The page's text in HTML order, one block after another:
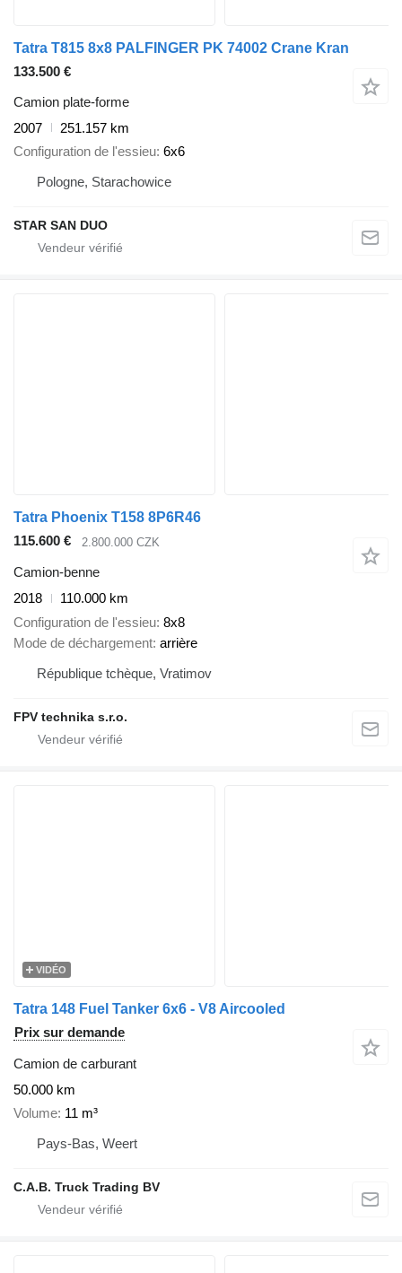
Tatra T815 8x8 PALFINGER PK 74002 Crane Kran
133.500 €
Camion plate-forme
2007
251.157 km
Configuration de l'essieu 6x6
Pologne, Starachowice
STAR SAN DUO
Tatra Phoenix T158 8P6R46
115.600 €
2.800.000 CZK
Camion-benne
2018
110.000 km
Configuration de l'essieu 8x8
Mode de déchargement arrière
République tchèque, Vratimov
FPV technika s.r.o.
VIDÉO
Tatra 148 Fuel Tanker 6x6 - V8 Aircooled
Prix sur demande
Camion de carburant
50.000 km
Volume 11 m³
Pays-Bas, Weert
C.A.B. Truck Trading BV